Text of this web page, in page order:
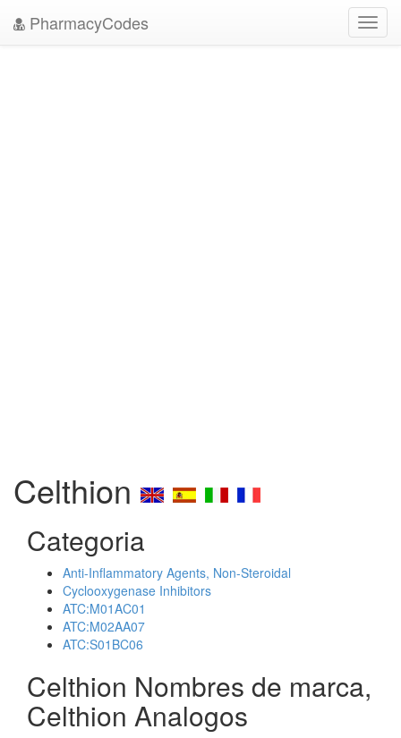
PharmacyCodes
Celthion
Categoria
Anti-Inflammatory Agents, Non-Steroidal
Cyclooxygenase Inhibitors
ATC:M01AC01
ATC:M02AA07
ATC:S01BC06
Celthion Nombres de marca,
Celthion Analogos